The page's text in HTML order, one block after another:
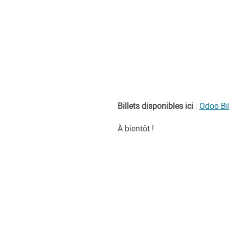
Billets disponibles ici: Odoo
À bientôt !